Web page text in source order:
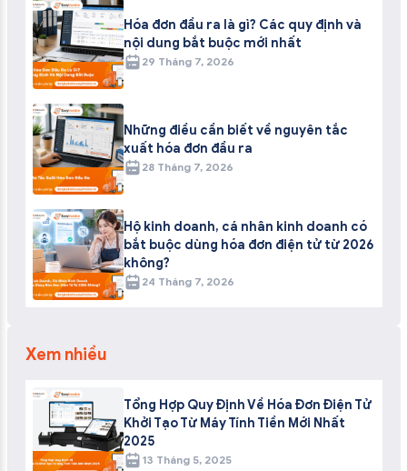
Hóa đơn đầu ra là gì? Các quy định và
nội dung bắt buộc mới nhất
29 Tháng 7, 2026
Những điều cần biết về nguyên tắc
xuất hóa đơn đầu ra
28 Tháng 7, 2026
Hộ kinh doanh, cá nhân kinh doanh có
bắt buộc dùng hóa đơn điện tử từ 2026
không?
24 Tháng 7, 2026
Xem nhiều
Tổng Hợp Quy Định Về Hóa Đơn Điện Tử
Khởi Tạo Từ Máy Tính Tiền Mới Nhất
2025
13 Tháng 5, 2025